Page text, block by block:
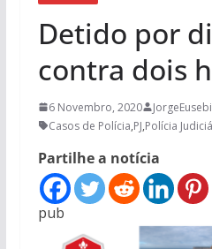
Detido por
contra dois
6 Novembro, 2020
Casos de Polícia,PJ,Polícia
Partilhe a notícia
pub